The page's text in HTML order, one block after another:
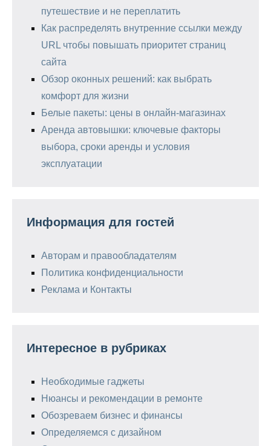
путешествие и не переплатить
Как распределять внутренние ссылки между
URL чтобы повышать приоритет страниц
сайта
Обзор оконных решений: как выбрать
комфорт для жизни
Белые пакеты: цены в онлайн-магазинах
Аренда автовышки: ключевые факторы
выбора, сроки аренды и условия
эксплуатации
Информация для гостей
Авторам и правообладателям
Политика конфиденциальности
Реклама и Контакты
Интересное в рубриках
Необходимые гаджеты
Нюансы и рекомендации в ремонте
Обозреваем бизнес и финансы
Определяемся с дизайном